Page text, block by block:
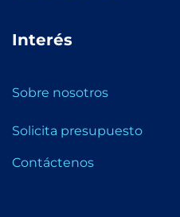
Interés
Sobre nosotros
Solicita presupuesto
Contáctenos